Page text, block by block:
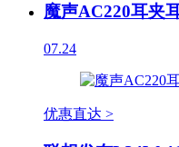
魔声AC220耳夹
07.24
优惠直达 >